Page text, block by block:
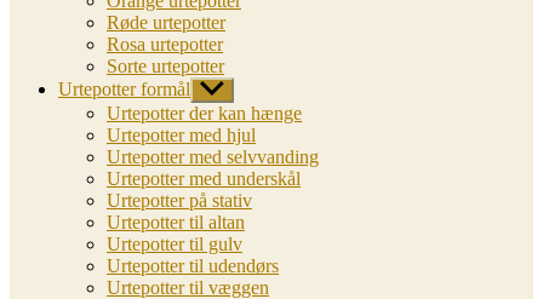
Røde urtepotter
Rosa urtepotter
Sorte urtepotter
Urtepotter formål Vis
undermenu
Urtepotter der kan hænge
Urtepotter med hjul
Urtepotter med selvvanding
Urtepotter med underskål
Urtepotter på stativ
Urtepotter til altan
Urtepotter til gulv
Urtepotter til udendørs
Urtepotter til væggen